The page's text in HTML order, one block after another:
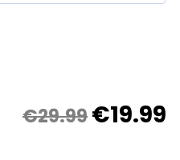
€29.99€19.99